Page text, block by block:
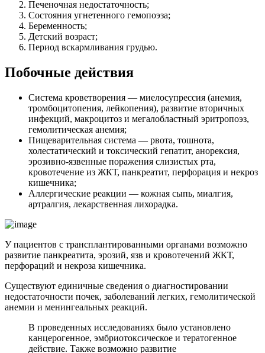
Печеночная недостаточность;
Состояния угнетенного гемопоэза;
Беременность;
Детский возраст;
Период вскармливания грудью.
Побочные действия
Система кроветворения — миелосупрессия (анемия,
тромбоцитопения, лейкопения), развитие вторичных
инфекций, макроцитоз и мегалобластный эритропоэз,
гемолитическая анемия;
Пищеварительная система — рвота, тошнота,
холестатический и токсический гепатит, анорексия,
эрозивно-язвенные поражения слизистых рта,
кровотечение из ЖКТ, панкреатит, перфорация и некроз
кишечника;
Аллергические реакции — кожная сыпь, миалгия,
артралгия, лекарственная лихорадка.
У пациентов с трансплантированными органами возможно
развитие панкреатита, эрозий, язв и кровотечений ЖКТ,
перфораций и некроза кишечника.
Существуют единичные сведения о диагностировании
недостаточности почек, заболеваний легких, гемолитической
анемии и менингеальных реакций.
В проведенных исследованиях было установлено
канцерогенное, эмбриотоксическое и тератогенное
действие. Также возможно развитие